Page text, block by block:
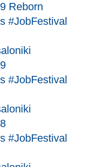
Reborn
#JobFestival
#JobFestival
#JobFestival